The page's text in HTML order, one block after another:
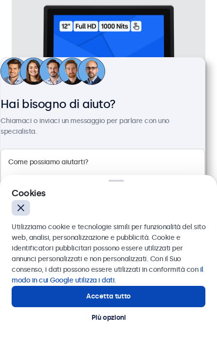
Touchscreen 12 Pollici Metallo (Alta
100+ pezzi disponibili
Pannello multi-touch Full HD ad alta luminosità
Connessioni: HDMI, DisplayPort, USB-C, VGA
Dimensioni esterne: 305 x 192 x 41 mm
€ 649,00
€ 791,78 IVA incl.
Visualizza
Hai bisogno di aiuto?
Chiamaci o inviaci un messaggio per parlare con uno
specialista.
Inviare
Oppure chiamaci al
Contatta i nostri esperti
Cookies
Utilizziamo cookie e tecnologie simili per funzionalità del sito
web, analisi, personalizzazione e pubblicità. Cookie e
identificatori pubblicitari possono essere utilizzati per
annunci personalizzati e non personalizzati. Con il Suo
consenso, i dati possono essere utilizzati in conformità con il
modo in cui Google utilizza i dati.
Accetta tutto
Più opzioni